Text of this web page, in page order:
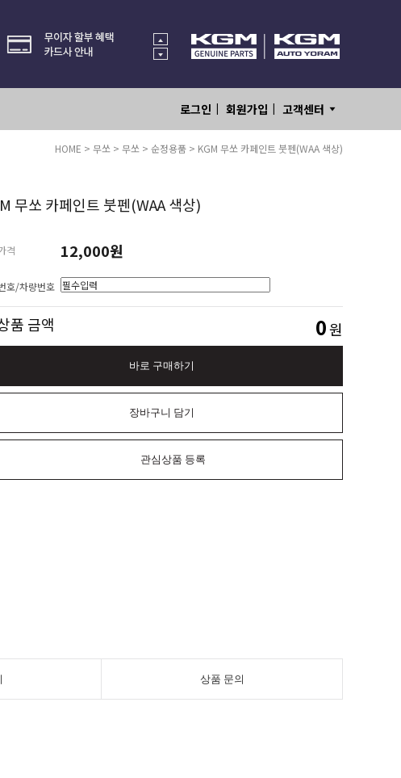
로그인 | 회원가입 | 고객센터
HOME > 무쏘 > 무쏘 > 순정용품 > KGM 무쏘 카페인트 붓펜(WAA 색상)
무쏘 카페인트 붓펜(WAA 색상)
격 12,000원
호/차량번호
품 금액 0원
바로 구매하기
장바구니 담기
관심상품 등록
상품 문의